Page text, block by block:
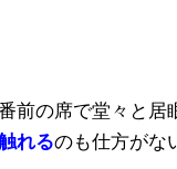
前の席で堂々と居
れるのも仕方がな